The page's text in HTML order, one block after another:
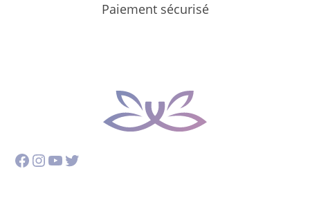
Paiement sécurisé
Facebook
Instagram
YouTube
Twitter